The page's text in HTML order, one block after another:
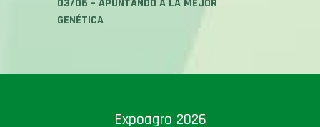
03/06 – APUNTANDO A LA MEJOR
GENÉTICA
Expoagro 2026